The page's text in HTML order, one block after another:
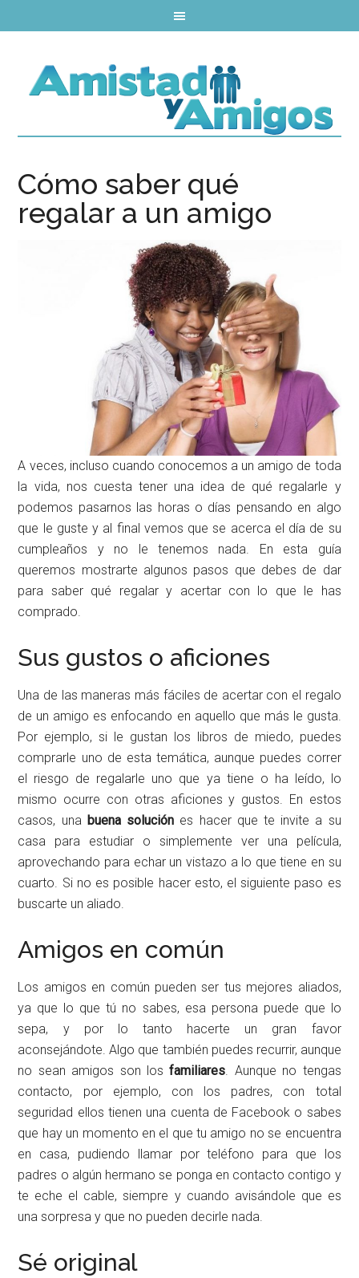
Cómo saber qué
regalar a un amigo
A veces, incluso cuando conocemos a un amigo de toda
la vida, nos cuesta tener una idea de qué regalarle y
podemos pasarnos las horas o días pensando en algo
que le guste y al final vemos que se acerca el día de su
cumpleaños y no le tenemos nada. En esta guía
queremos mostrarte algunos pasos que debes de dar
para saber qué regalar y acertar con lo que le has
comprado.
Sus gustos o aficiones
Una de las maneras más fáciles de acertar con el regalo
de un amigo es enfocando en aquello que más le gusta.
Por ejemplo, si le gustan los libros de miedo, puedes
comprarle uno de esta temática, aunque puedes correr
el riesgo de regalarle uno que ya tiene o ha leído, lo
mismo ocurre con otras aficiones y gustos. En estos
casos, una buena solución es hacer que te invite a su
casa para estudiar o simplemente ver una película,
aprovechando para echar un vistazo a lo que tiene en su
cuarto. Si no es posible hacer esto, el siguiente paso es
buscarte un aliado.
Amigos en común
Los amigos en común pueden ser tus mejores aliados,
ya que lo que tú no sabes, esa persona puede que lo
sepa, y por lo tanto hacerte un gran favor
aconsejándote. Algo que también puedes recurrir, aunque
no sean amigos son losfamiliares. Aunque no tengas
contacto, por ejemplo, con los padres, con total
seguridad ellos tienen una cuenta de Facebook o sabes
que hay un momento en el que tu amigo no se encuentra
en casa, pudiendo llamar por teléfono para que los
padres o algún hermano se ponga en contacto contigo y
te eche el cable, siempre y cuando avisándole que es
una sorpresa y que no pueden decirle nada.
Sé original